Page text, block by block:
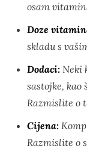
osam
Doze
skladu s
Dodaci: Neki
sastojke,
Razmislite o
Cijena:
Razmislite o